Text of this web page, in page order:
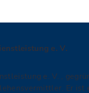
e. V.
e. V. ,
Er ist